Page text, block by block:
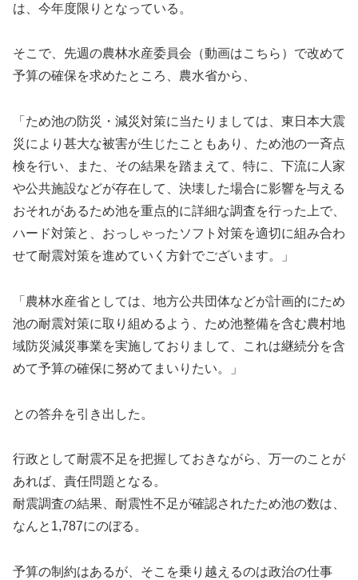
は、今年度限りとなっている。
そこで、先週の農林水産委員会（動画はこちら）で改めて
予算の確保を求めたところ、農水省から、
「ため池の防災・減災対策に当たりましては、東日本大震
災により甚大な被害が生じたこともあり、ため池の一斉点
検を行い、また、その結果を踏まえて、特に、下流に人家
や公共施設などが存在して、決壊した場合に影響を与える
おそれがあるため池を重点的に詳細な調査を行った上で、
ハード対策と、おっしゃったソフト対策を適切に組み合わ
せて耐震対策を進めていく方針でございます。」
「農林水産省としては、地方公共団体などが計画的にため
池の耐震対策に取り組めるよう、ため池整備を含む農村地
域防災減災事業を実施しておりまして、これは継続分を含
めて予算の確保に努めてまいりたい。」
との答弁を引き出した。
行政として耐震不足を把握しておきながら、万一のことが
あれば、責任問題となる。
耐震調査の結果、耐震性不足が確認されたため池の数は、
なんと1,787にのぼる。
予算の制約はあるが、そこを乗り越えるのは政治の仕事